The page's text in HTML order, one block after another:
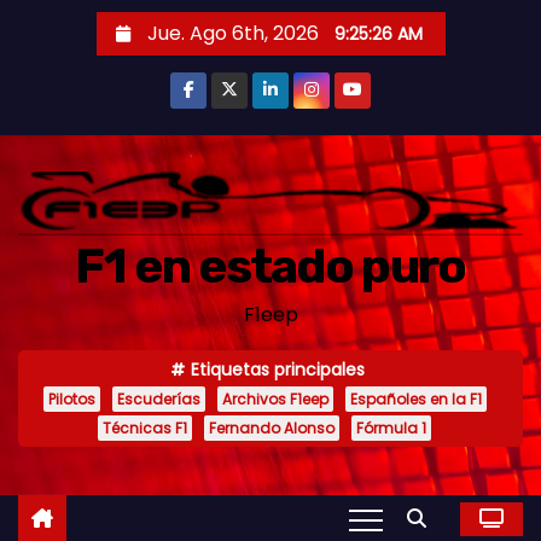
i
Jue. Ago 6th, 2026 9:25:28 AM
F1 en estado puro
F1eep
Etiquetas principales
Pilotos Escuderías Archivos F1eep
Españoles en la F1
Técnicas F1
Fernando Alonso Fórmula 1